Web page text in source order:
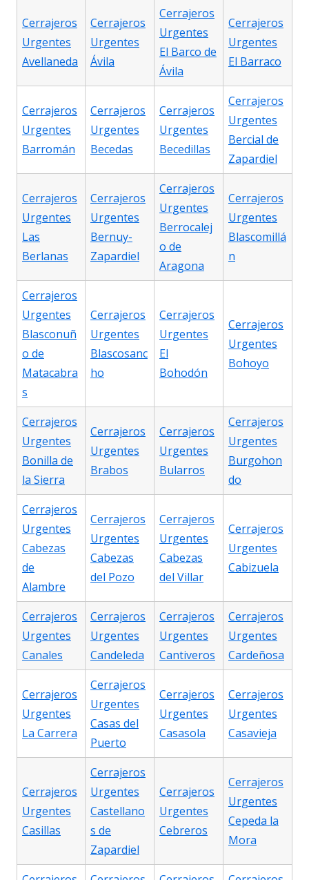
Cerrajeros
Urgentes
Avellaneda
Cerrajeros
Urgentes
Ávila
Cerrajeros
Urgentes
El Barco de
Ávila
Cerrajeros
Urgentes
El Barraco
Cerrajeros
Urgentes
Barromán
Cerrajeros
Urgentes
Becedas
Cerrajeros
Urgentes
Becedillas
Cerrajeros
Urgentes
Bercial de
Zapardiel
Cerrajeros
Urgentes
Las
Berlanas
Cerrajeros
Urgentes
Bernuy-
Zapardiel
Cerrajeros
Urgentes
Berrocalej
o de
Aragona
Cerrajeros
Urgentes
Blascomillá
n
Cerrajeros
Urgentes
Blasconuñ
o de
Matacabra
s
Cerrajeros
Urgentes
Blascosanc
ho
Cerrajeros
Urgentes
El
Bohodón
Cerrajeros
Urgentes
Bohoyo
Cerrajeros
Urgentes
Bonilla de
la Sierra
Cerrajeros
Urgentes
Brabos
Cerrajeros
Urgentes
Bularros
Cerrajeros
Urgentes
Burgohon
do
Cerrajeros
Urgentes
Cabezas
de
Alambre
Cerrajeros
Urgentes
Cabezas
del Pozo
Cerrajeros
Urgentes
Cabezas
del Villar
Cerrajeros
Urgentes
Cabizuela
Cerrajeros
Urgentes
Canales
Cerrajeros
Urgentes
Candeleda
Cerrajeros
Urgentes
Cantiveros
Cerrajeros
Urgentes
Cardeñosa
Cerrajeros
Urgentes
La Carrera
Cerrajeros
Urgentes
Casas del
Puerto
Cerrajeros
Urgentes
Casasola
Cerrajeros
Urgentes
Casavieja
Cerrajeros
Urgentes
Casillas
Cerrajeros
Urgentes
Castellano
s de
Zapardiel
Cerrajeros
Urgentes
Cebreros
Cerrajeros
Urgentes
Cepeda la
Mora